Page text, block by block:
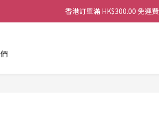
香港訂單滿 HK$300.00 免運費
香港訂單滿 HK$300.00 免運費